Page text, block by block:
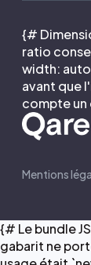
{#
ratio
width:
avant que
compte
Mentions
{# Le bundle
gabarit ne